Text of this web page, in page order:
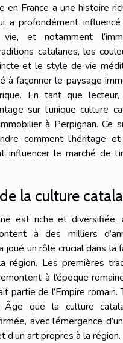
en France a une histoire
a profondément
et notamment
catalanes, les
et le style de vie
à façonner le paysage
En tant que
sur l’unique culture
à Perpignan. Ce
comment l’héritage et
influencer le marché de
la culture
est riche et diversifiée,
à des milliers
joué un rôle crucial dans la
région. Les premières
à l’époque
partie de l’Empire romain.
Âge que la culture
avec l’émergence
d’un art propres à la région.